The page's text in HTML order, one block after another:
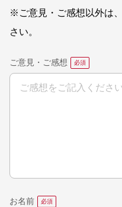
※ご意見・ご感想以外は、
さい。
ご意見・ご感想
お名前